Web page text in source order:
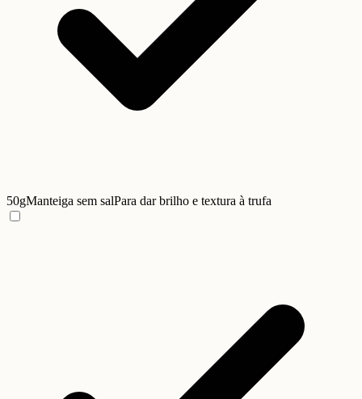
50gManteiga sem salPara dar brilho e textura à trufa